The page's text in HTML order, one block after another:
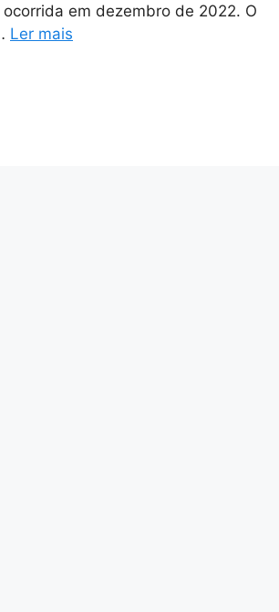
em dezembro de 2022. O
Ler mais